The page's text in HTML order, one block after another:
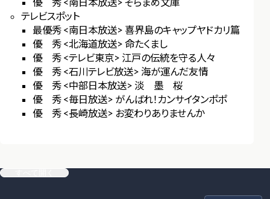
テレビスポット
最優秀 <南日本放送> 喜界島のキャップヤドカリ篇
優 秀 <北海道放送> 命たくまし
優 秀 <テレビ東京> 江戸の伝統を守る人々
優 秀 <石川テレビ放送> 海が運んだ友情
優 秀 <中部日本放送> 淡 墨 桜
優 秀 <毎日放送> がんばれ！カンサイタンポポ
優 秀 <長崎放送> お変わりありませんか